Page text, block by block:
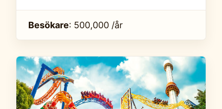
Besökare: 500,000 /år